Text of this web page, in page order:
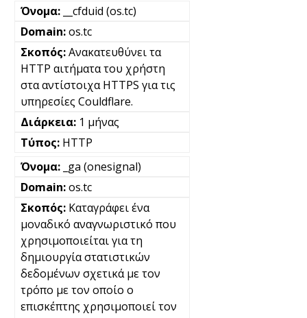
__cfduid (os.tc)
os.tc
Ανακατευθύνει τα
HTTP αιτήματα του χρήστη
στα αντίστοιχα HTTPS για τις
υπηρεσίες Couldflare.
1 μήνας
HTTP
_ga (onesignal)
os.tc
Καταγράφει ένα
μοναδικό αναγνωριστικό που
χρησιμοποιείται για τη
δημιουργία στατιστικών
δεδομένων σχετικά με τον
τρόπο με τον οποίο ο
επισκέπτης χρησιμοποιεί τον